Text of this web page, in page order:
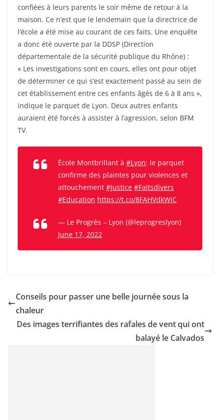
confiées à leurs parents le soir même de retour à la
maison. Ce n’est que le lendemain que la directrice de
l’école a été mise au courant de ces faits. Une enquête
a donc été ouverte par la DDSP (Direction
départementale de la sécurité publique du Rhône) :
« Les investigations sont en cours, elles ont pour objet
de déterminer ce qui s’est exactement passé au sein de
cet établissement entre ces enfants âgés de 6 à 8 ans »,
indique le parquet de Lyon. Deux autres enfants
auraient été forcés à assister à l’agression, selon BFM
TV.
École Montbrillant à #Lyon: le parquet
confirme des plaintes pour violences et
attouchement #Justice #Faitsdivers
#Education https://t.co/8FAHVdkWiC
— Le Progrès – Lyon (@leprogreslyon)
June 17, 2022
Conseils pour passer une belle journée sous la
chaleur
Des images terrifiantes des rafales de vent qui ont
balayé le Calvados